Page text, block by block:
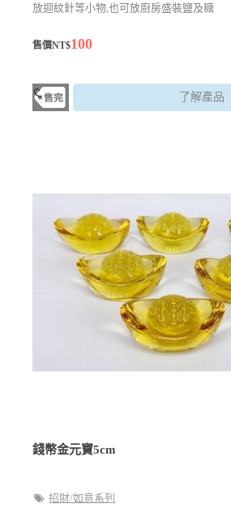
放迴紋針等小物,也可放廚房盛裝鹽及糖
售價NT$100
了解產品
錢幣金元寶5cm
招財/如意系列